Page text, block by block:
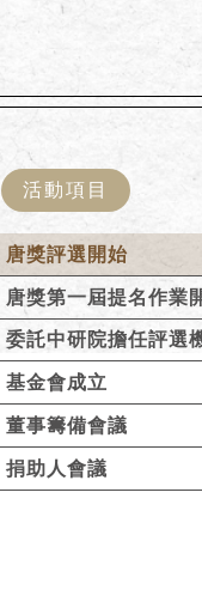
活動項目
唐獎評選開始
唐獎第一屆提名作業
委託中研院擔任評選
基金會成立
董事籌備會議
捐助人會議